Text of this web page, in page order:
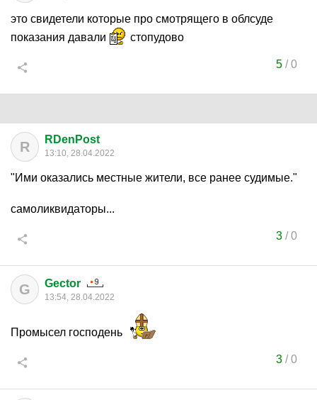
это свидетели которые про смотрящего в облсуде
показания давали
стопудово
5/0
R RDenPost
13:10, 28.04.2022
"Ими оказались местные жители, все ранее судимые."
самоликвидаторы...
3/0
G Gector
13:54, 28.04.2022
Промысел господень
3/0